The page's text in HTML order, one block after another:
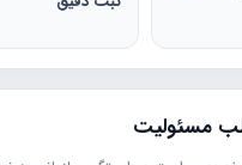
مسئولیت